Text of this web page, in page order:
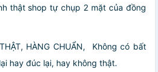
thật shop tự chụp 2 mặt của đồng
HÀNG CHUẨN, Không có bất
hay đúc lại, hay không thật.